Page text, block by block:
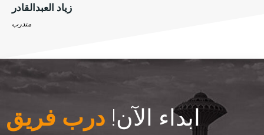
زياد العبدالقادر
متدرب
ابداء الآن! درب فريق